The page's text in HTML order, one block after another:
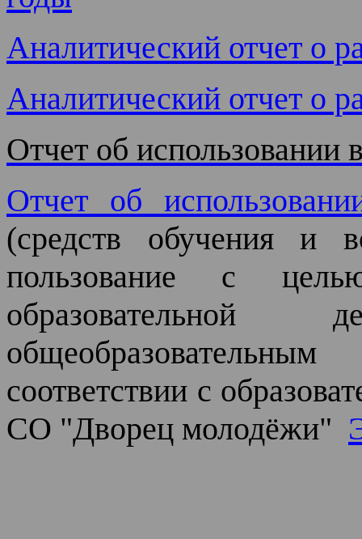
Аналитический отчет о
Аналитический отчет о
Отчет об использовании
Отчет об
(средств обучения и
пользование с
образовательной
соответствии с
СО "Дворец молодёжи"